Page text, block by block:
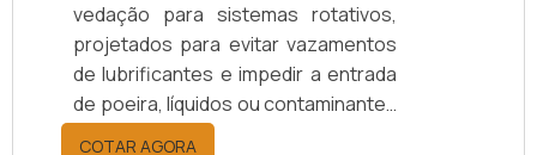
vedação para sistemas rotativos,
projetados para evitar vazamentos
de lubrificantes e impedir a entrada
de poeira, líquidos ou contaminantes
em eixos e rolamentos. Disponíveis
COTAR AGORA